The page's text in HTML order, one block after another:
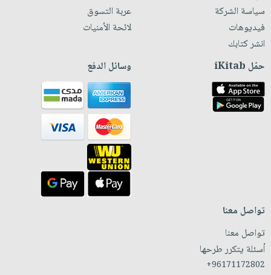
سياسة الشركة
فيديوهات
انشر كتابك
عربة التسوق
لائحة الأمنيات
حمّل iKitab وسائل الدفع
تواصل معنا
تواصل معنا
أسئلة يتكرر طرحها
+96171172802